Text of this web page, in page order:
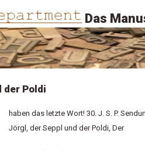
Das
der Poldi
haben das letzte Wort! 30. J. S. P.
Jörgl, der Seppl und der Poldi, Der